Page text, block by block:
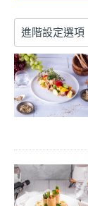
進階設定選項